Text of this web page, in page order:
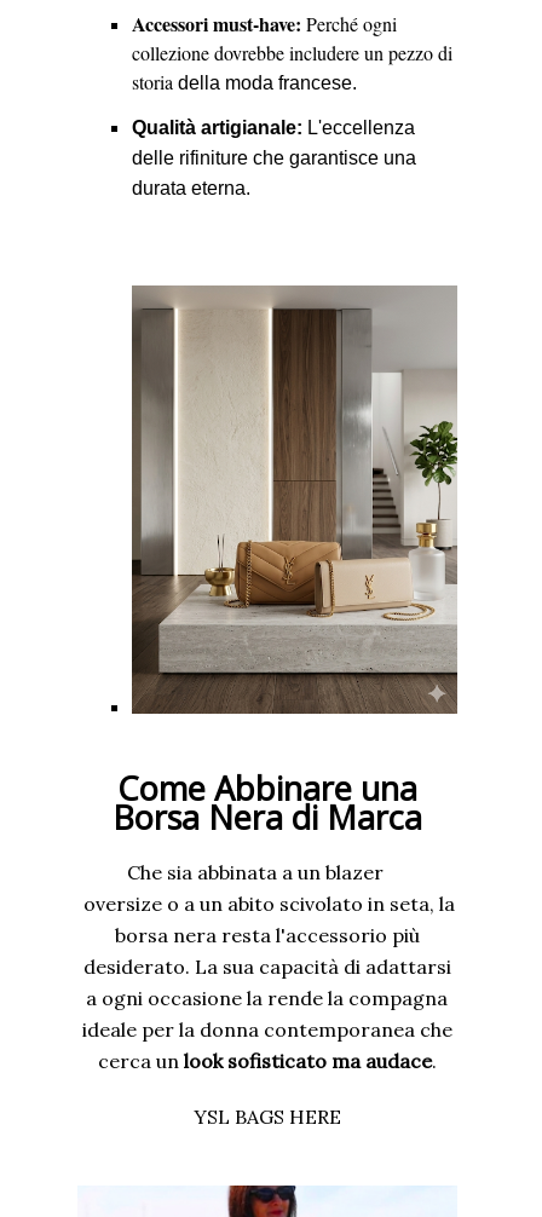
Accessori must-have: Perché ogni
collezione dovrebbe includere un pezzo di
storia della moda francese.
Qualità artigianale: L'eccellenza
delle rifiniture che garantisce una
durata eterna.
Come Abbinare una
Borsa Nera di Marca
Che sia abbinata a un blazer
oversize o a un abito scivolato in seta, la
borsa nera resta l'accessorio più
desiderato. La sua capacità di adattarsi
a ogni occasione la rende la compagna
ideale per la donna contemporanea che
cerca un look sofisticato ma audace.
YSL BAGS HERE